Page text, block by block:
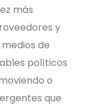
más
y
de
políticos
o
que